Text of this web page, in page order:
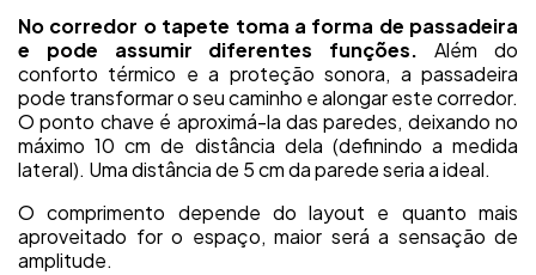
No corredor o tapete toma a forma de passadeira
e pode assumir diferentes funções. Além do
conforto térmico e a proteção sonora, a passadeira
pode transformar o seu caminho e alongar este corredor.
O ponto chave é aproximá-la das paredes, deixando no
máximo 10 cm de distância dela (definindo a medida
lateral). Uma distância de 5 cm da parede seria a ideal.
O comprimento depende do layout e quanto mais
aproveitado for o espaço, maior será a sensação de
amplitude.